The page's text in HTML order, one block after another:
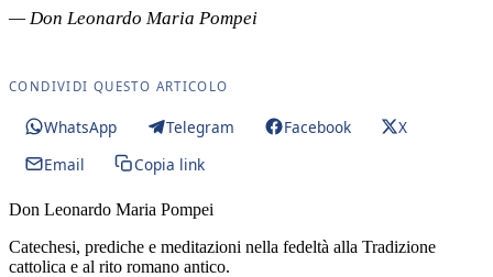
— Don Leonardo Maria Pompei
CONDIVIDI QUESTO ARTICOLO
WhatsApp Telegram Facebook
X
Email
Copia link
Don Leonardo Maria Pompei
Catechesi, prediche e meditazioni nella fedeltà alla Tradizione
cattolica e al rito romano antico.